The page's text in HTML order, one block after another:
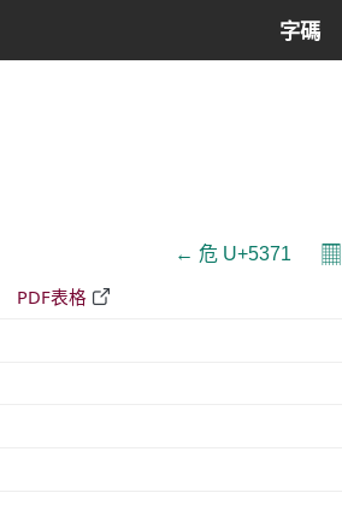
字碼
← 危 U+5371 𝄜
PDF表格